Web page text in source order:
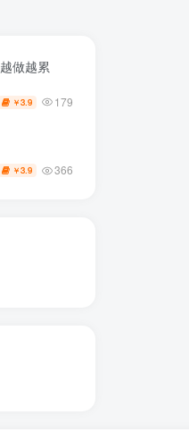
做越累
￥3.9 179
￥3.9 366